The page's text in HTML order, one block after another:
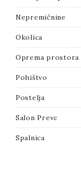
Nepremičnine
Okolica
Oprema prostora
Pohištvo
Postelja
Salon Prevc
Spalnica